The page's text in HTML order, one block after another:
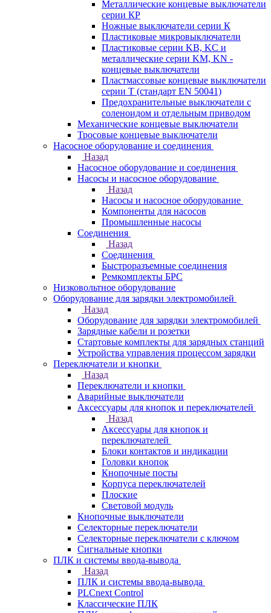
Металлические концевые выключатели
серии КP
Ножные выключатели серии К
Пластиковые микровыключатели
Пластиковые серии KB, KC и
металлические серии KM, KN -
концевые выключатели
Пластмассовые концевые выключатели
серии T (стандарт EN 50041)
Предохранительные выключатели с
соленоидом и отдельным приводом
Механические концевые выключатели
Тросовые концевые выключатели
Насосное оборудование и соединения
Назад
Насосное оборудование и соединения
Насосы и насосное оборудование
Назад
Насосы и насосное оборудование
Компоненты для насосов
Промышленные насосы
Соединения
Назад
Соединения
Быстроразъемные соединения
Ремкомплекты БРС
Низковольтное оборудование
Оборудование для зарядки электромобилей
Назад
Оборудование для зарядки электромобилей
Зарядные кабели и розетки
Стартовые комплекты для зарядных станций
Устройства управления процессом зарядки
Переключатели и кнопки
Назад
Переключатели и кнопки
Аварийные выключатели
Аксессуары для кнопок и переключателей
Назад
Аксессуары для кнопок и
переключателей
Блоки контактов и индикации
Головки кнопок
Кнопочные посты
Корпуса переключателей
Плоские
Световой модуль
Кнопочные выключатели
Селекторные переключатели
Селекторные переключатели с ключом
Сигнальные кнопки
ПЛК и системы ввода-вывода
Назад
ПЛК и системы ввода-вывода
PLCnext Control
Классические ПЛК